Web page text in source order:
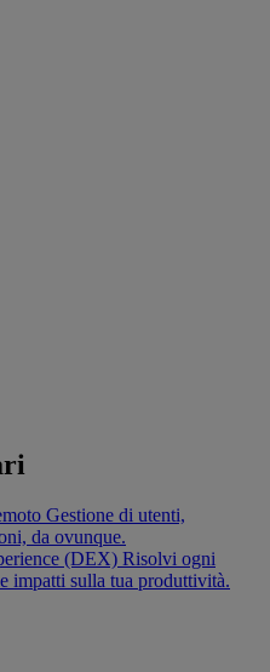
Gestione di utenti,
da ovunque.
(DEX) Risolvi ogni
impatti sulla tua produttività.